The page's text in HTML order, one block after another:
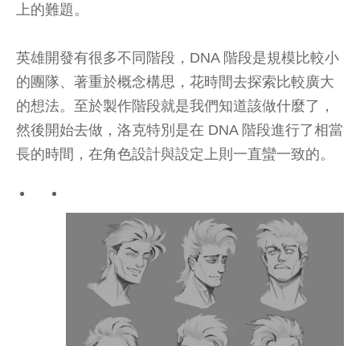
上的難題。
英雄開發有很多不同階段，DNA 階段是規模比較小
的團隊、著重於概念構思，花時間去探索比較廣大
的想法。至於製作階段就是我們知道該做什麼了，
然後開始去做，洛克特別是在 DNA 階段進行了相當
長的時間，在角色設計與設定上則一直蠻一致的。